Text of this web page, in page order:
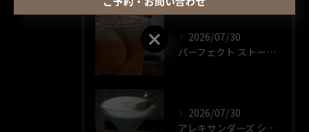
2026/07/30
パーフェクト ストーム🍸️
2026/07/30
アレキサンダーズ シスター🍸️
ご予約・お問い合わせ